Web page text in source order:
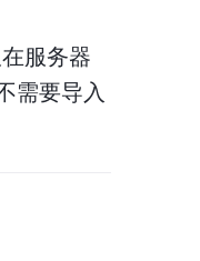
服务器
需要导入